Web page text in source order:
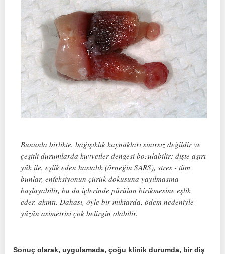
Bununla birlikte, bağışıklık kaynakları sınırsız değildir ve
çeşitli durumlarda kuvvetler dengesi bozulabilir: dişte aşırı
yük ile, eşlik eden hastalık (örneğin SARS), stres - tüm
bunlar, enfeksiyonun çürük dokusuna yayılmasına
başlayabilir, bu da içlerinde pürülan birikmesine eşlik
eder. akıntı. Dahası, öyle bir miktarda, ödem nedeniyle
yüzün asimetrisi çok belirgin olabilir.
Sonuç olarak, uygulamada, çoğu klinik durumda, bir diş